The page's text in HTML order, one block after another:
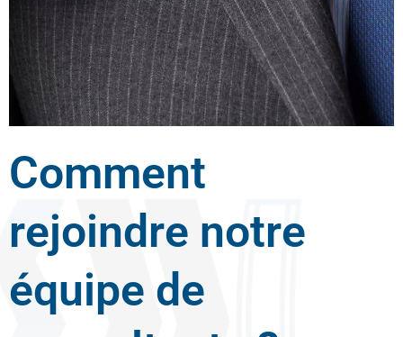
Comment
rejoindre notre
équipe de